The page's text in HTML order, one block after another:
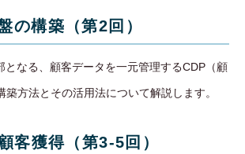
の構築（第2回）
となる、顧客データを一元管理するCDP（顧
築方法とその活用法について解説します。
客獲得（第3-5回）